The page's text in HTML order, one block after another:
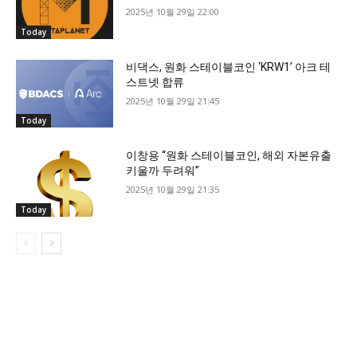
Today
2025년 10월 29일 22:00
Today
비댁스, 원화 스테이블코인 ‘KRW1’ 아크 테
스트넷 합류
2025년 10월 29일 21:45
Today
이창용 “원화 스테이블코인, 해외 자본유출
키울까 두려워”
2025년 10월 29일 21:35